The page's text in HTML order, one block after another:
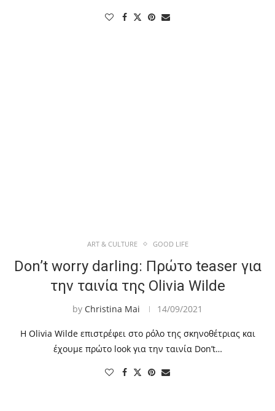
ART & CULTURE GOOD LIFE
Don’t worry darling: Πρώτο teaser για
την ταινία της Olivia Wilde
by Christina Mai 14/09/2021
Η Olivia Wilde επιστρέφει στο ρόλο της σκηνοθέτριας και
έχουμε πρώτο look για την ταινία Don’t…